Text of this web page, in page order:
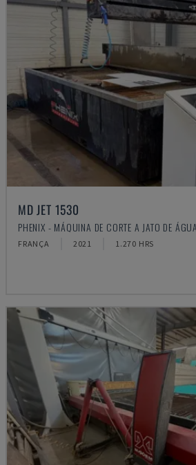
MD JET 1530
PHENIX - MÁQUINA DE CORTE A JATO DE ÁGUA
FRANÇA 2021 1.270 HRS